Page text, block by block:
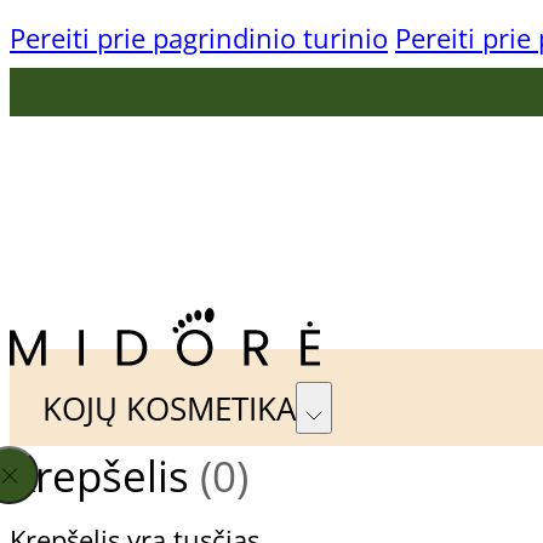
Pereiti prie pagrindinio turinio Pereiti prie
KOJŲ KOSMETIKA
Gehwol Preparatų Linijos
Krepšelis (0)